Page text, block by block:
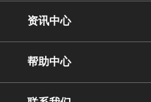
资讯中心
帮助中心